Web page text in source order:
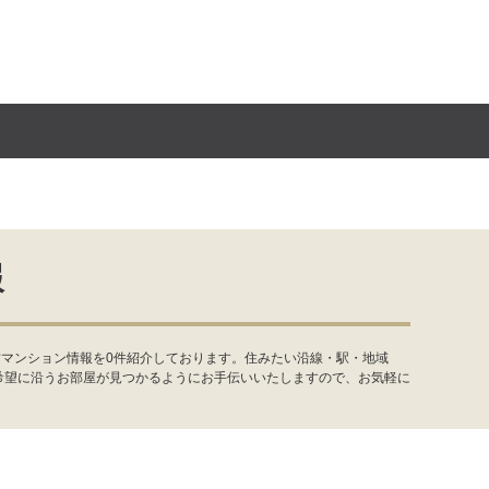
ンション情報を0件紹介しております。住みたい沿線・駅・地域
に沿うお部屋が見つかるようにお手伝いいたしますので、お気軽に